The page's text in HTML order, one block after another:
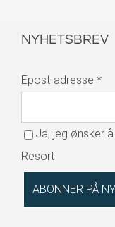
NYHETSBREV
Epost-adresse *
Ja, jeg ønsker
Resort